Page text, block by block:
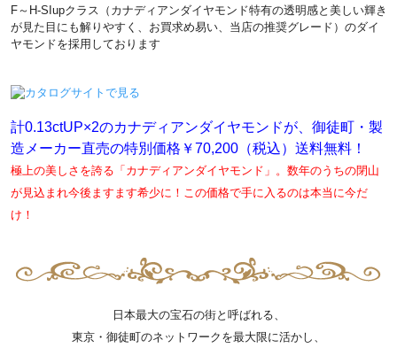
F～H-SIupクラス（カナディアンダイヤモンド特有の透明感と美しい輝き
が見た目にも解りやすく、お買求め易い、当店の推奨グレード）のダイ
ヤモンドを採用しております
計0.13ctUP×2のカナディアンダイヤモンドが、御徒町・製
造メーカー直売の特別価格￥70,200（税込）送料無料！
極上の美しさを誇る「カナディアンダイヤモンド」。数年のうちの閉山
が見込まれ今後ますます希少に！この価格で手に入るのは本当に今だ
け！
日本最大の宝石の街と呼ばれる、
東京・御徒町のネットワークを最大限に活かし、